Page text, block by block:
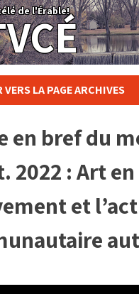
de l'Érable!
VERS LA PAGE ARCHIVES
en bref du
2022 : Art en
et